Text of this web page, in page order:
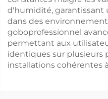
d'humidité,
dans des
goboprofessionnel
permettant aux
identiques sur plusieurs
installations cohérentes